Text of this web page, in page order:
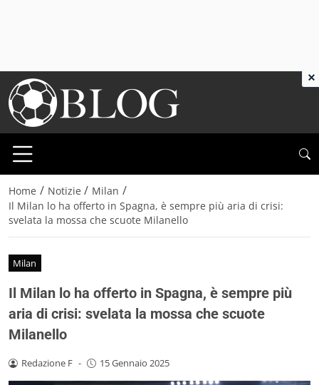
Home / Notizie / Milan /
Il Milan lo ha offerto in Spagna, è sempre più aria di crisi:
svelata la mossa che scuote Milanello
Milan
Il Milan lo ha offerto in Spagna, è sempre più
aria di crisi: svelata la mossa che scuote
Milanello
Redazione F - 15 Gennaio 2025
×